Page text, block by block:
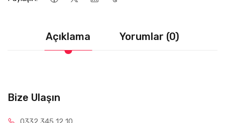
Açıklama Yorumlar (0)
Bize Ulaşın